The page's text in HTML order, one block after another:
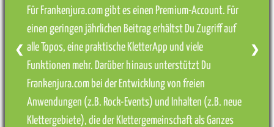
Für Frankenjura.com gibt es einen Premium-Account. Für
einen geringen jährlichen Beitrag erhältst Du Zugriff auf
alle Topos, eine praktische KletterApp und viele
Funktionen mehr. Darüber hinaus unterstützt Du
Frankenjura.com bei der Entwicklung von freien
Anwendungen (z.B. Rock-Events) und Inhalten (z.B. neue
Klettergebiete), die der Klettergemeinschaft als Ganzes
❮ ❯